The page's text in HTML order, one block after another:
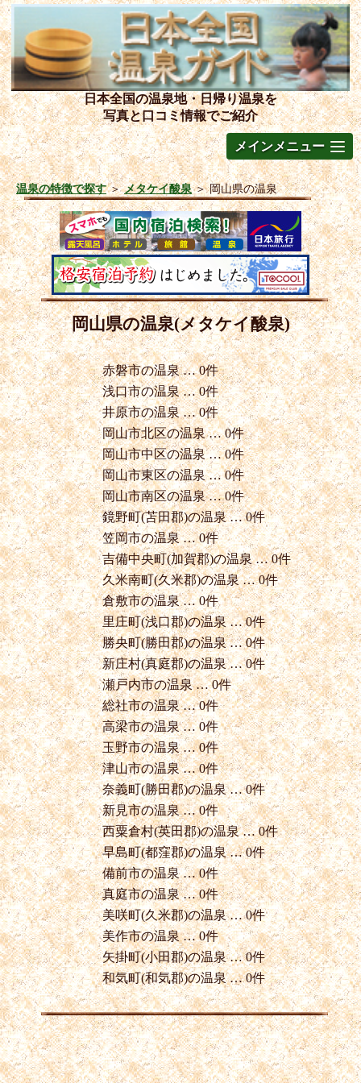
日本全国の温泉地・日帰り温泉を
写真と口コミ情報でご紹介
メインメニュー
温泉の特徴で探す＞メタケイ酸泉＞岡山県の温泉
岡山県の温泉(メタケイ酸泉)
赤磐市の温泉 … 0件
浅口市の温泉 … 0件
井原市の温泉 … 0件
岡山市北区の温泉 … 0件
岡山市中区の温泉 … 0件
岡山市東区の温泉 … 0件
岡山市南区の温泉 … 0件
鏡野町(苫田郡)の温泉 … 0件
笠岡市の温泉 … 0件
吉備中央町(加賀郡)の温泉 … 0件
久米南町(久米郡)の温泉 … 0件
倉敷市の温泉 … 0件
里庄町(浅口郡)の温泉 … 0件
勝央町(勝田郡)の温泉 … 0件
新庄村(真庭郡)の温泉 … 0件
瀬戸内市の温泉 … 0件
総社市の温泉 … 0件
高梁市の温泉 … 0件
玉野市の温泉 … 0件
津山市の温泉 … 0件
奈義町(勝田郡)の温泉 … 0件
新見市の温泉 … 0件
西粟倉村(英田郡)の温泉 … 0件
早島町(都窪郡)の温泉 … 0件
備前市の温泉 … 0件
真庭市の温泉 … 0件
美咲町(久米郡)の温泉 … 0件
美作市の温泉 … 0件
矢掛町(小田郡)の温泉 … 0件
和気町(和気郡)の温泉 … 0件